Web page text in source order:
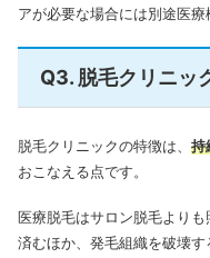
アが必要な場合には別途医療
Q3. 脱毛クリニッ
脱毛クリニックの特徴は、 持
おこなえる点です。
医療脱毛はサロン脱毛より
済むほか、発毛組織を破壊す